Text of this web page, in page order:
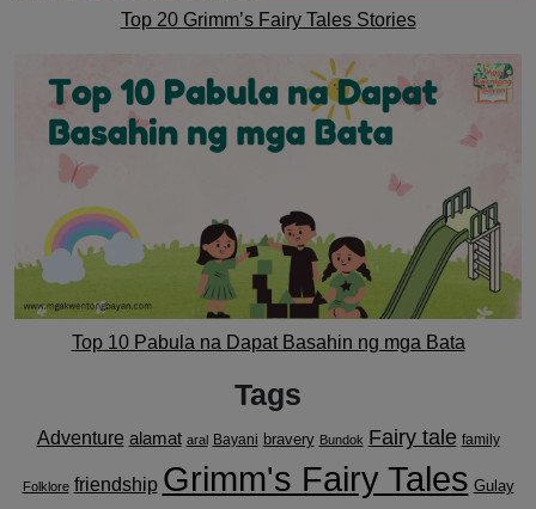
Top 20 Grimm’s Fairy Tales Stories
Top 10 Pabula na Dapat Basahin ng mga Bata
Tags
Adventure alamat aral Bayani bravery Bundok Fairy tale family
Folklore friendship Grimm's Fairy Tales Gulay